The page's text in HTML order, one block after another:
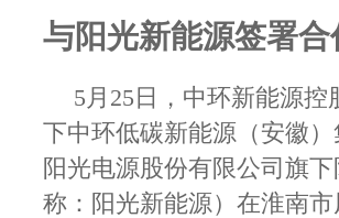
与阳光新能源签署
5月25日，中环新能源
下中环低碳新能源（安徽
阳光电源股份有限公司旗
称：阳光新能源）在淮南